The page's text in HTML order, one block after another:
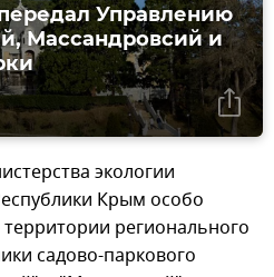
Управлению
Массандровсий и
экологии
Крым особо
регионального
садово-паркового